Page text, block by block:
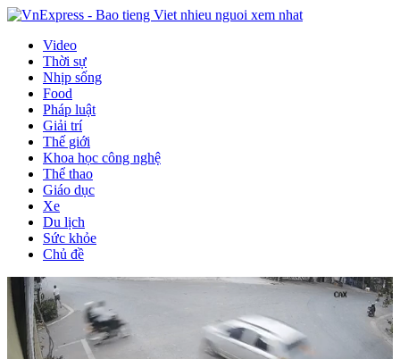
Video
Thời sự
Nhịp sống
Food
Pháp luật
Giải trí
Thế giới
Khoa học công nghệ
Thể thao
Giáo dục
Xe
Du lịch
Sức khỏe
Chủ đề